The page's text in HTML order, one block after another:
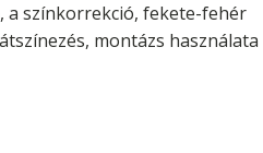
a színkorrekció, fekete-fehér
montázs használata